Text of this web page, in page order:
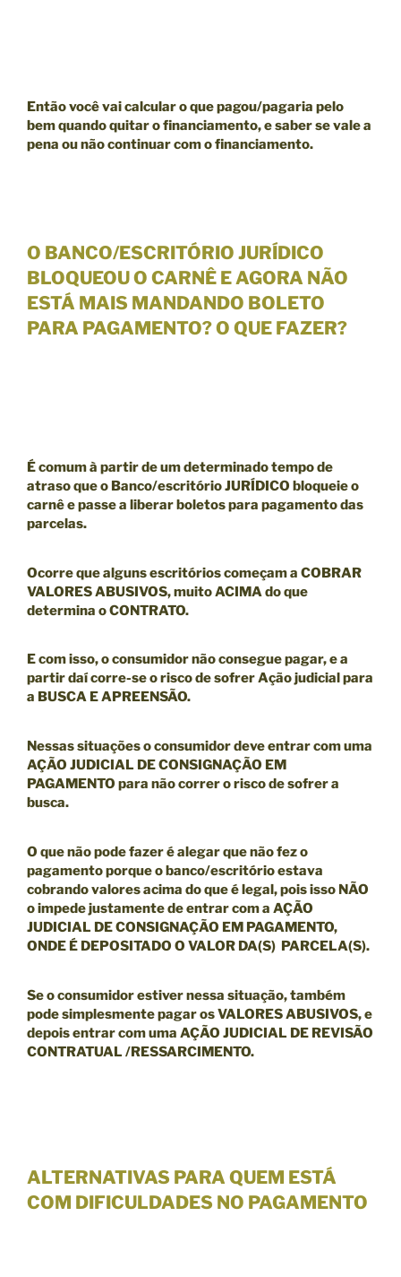
Então você vai calcular o que pagou/pagaria pelo
bem quando quitar o financiamento, e saber sevale a
pena ou não continuar com o financiamento.
O BANCO/ESCRITÓRIO JURÍDICO
BLOQUEOU O CARNÊ E AGORA NÃO
ESTÁ MAIS MANDANDO BOLETO
PARA PAGAMENTO? O QUE FAZER?
É comum à partir de umdeterminado tempo de
atraso que o Banco/escritório JURÍDICO bloqueie o
carnêe passe a liberar boletos para pagamento das
parcelas.
Ocorre que alguns escritórios começam a COBRAR
VALORES ABUSIVOS, muito ACIMA do que
determina o CONTRATO.
E com isso, o consumidor não consegue pagar, e a
partir daí corre-se o risco de sofrer Ação judicial para
a BUSCA E APREENSÃO.
Nessas situações o consumidor deve entrar com uma
AÇÃO JUDICIAL DE CONSIGNAÇÃO EM
PAGAMENTO para não correr o risco de sofrer a
busca.
O que não pode fazer é alegar que não fez o
pagamento porque o banco/escritório estava
cobrando valores acima do que é legal, pois isso NÃO
o impede justamente de entrar com a AÇÃO
JUDICIAL DE CONSIGNAÇÃO EM PAGAMENTO,
ONDE É DEPOSITADO O VALOR DA(S) PARCELA(S).
Se o consumidor estiver nessa situação, também
pode simplesmente pagar os VALORES ABUSIVOS, e
depois entrar com uma AÇÃO JUDICIAL DE REVISÃO
CONTRATUAL /RESSARCIMENTO.
ALTERNATIVAS PARA QUEM ESTÁ
COM DIFICULDADES NO PAGAMENTO